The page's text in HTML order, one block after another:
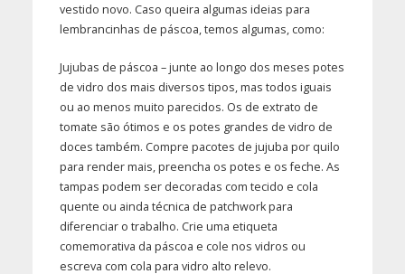
vestido novo. Caso queira algumas ideias para
lembrancinhas de páscoa, temos algumas, como:
Jujubas de páscoa – junte ao longo dos meses potes
de vidro dos mais diversos tipos, mas todos iguais
ou ao menos muito parecidos. Os de extrato de
tomate são ótimos e os potes grandes de vidro de
doces também. Compre pacotes de jujuba por quilo
para render mais, preencha os potes e os feche. As
tampas podem ser decoradas com tecido e cola
quente ou ainda técnica de patchwork para
diferenciar o trabalho. Crie uma etiqueta
comemorativa da páscoa e cole nos vidros ou
escreva com cola para vidro alto relevo.